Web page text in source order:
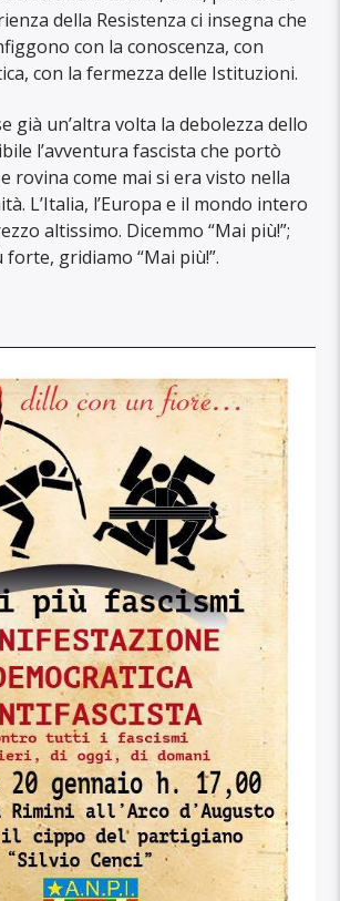
della Resistenza ci insegna che
con la conoscenza, con
con la fermezza delle Istituzioni.
già un’altra volta la debolezza dello
l’avventura fascista che portò
rovina come mai si era visto nella
L’Italia, l’Europa e il mondo intero
altissimo. Dicemmo “Mai più!”;
gridiamo “Mai più!”.